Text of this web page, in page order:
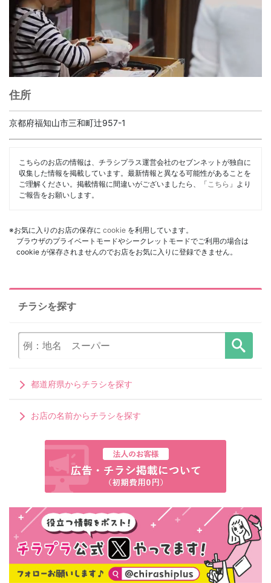
住所
京都府福知山市三和町辻957-1
こちらのお店の情報は、チラシプラス運営会社のセブンネットが独自に
収集した情報を掲載しています。最新情報と異なる可能性があることを
ご理解ください。掲載情報に間違いがございましたら、「 こちら 」より
ご報告をお願いします。
※お気に入りのお店の保存に cookie を利用しています。
ブラウザのプライベートモードやシークレットモードでご利用の場合は
cookie が保存されませんのでお店をお気に入りに登録できません。
チラシを探す
都道府県からチラシを探す
お店の名前からチラシを探す